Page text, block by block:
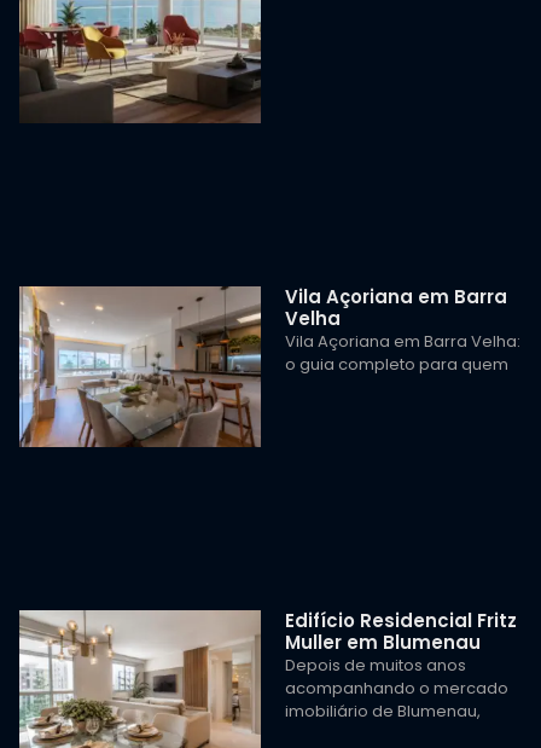
Vila Açoriana em Barra
Velha
Vila Açoriana em Barra Velha:
o guia completo para quem
Edifício Residencial Fritz
Muller em Blumenau
Depois de muitos anos
acompanhando o mercado
imobiliário de Blumenau,